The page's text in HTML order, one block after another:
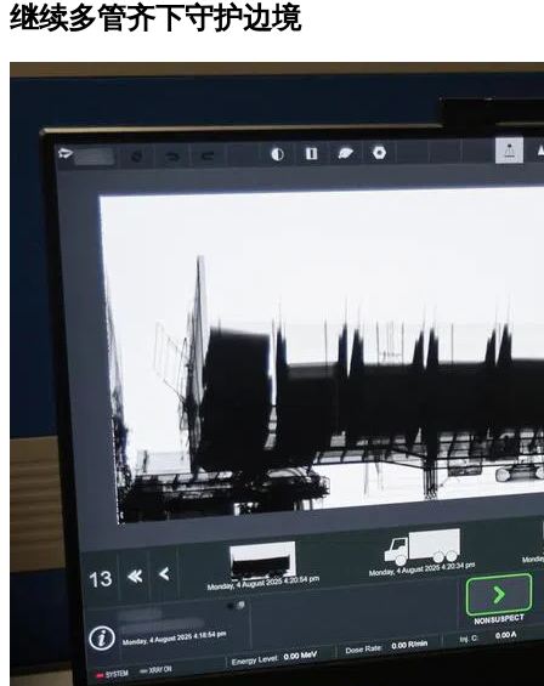
继续多管齐下守护边境